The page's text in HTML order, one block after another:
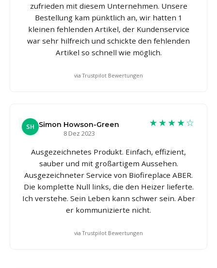
zufrieden mit diesem Unternehmen. Unsere
Bestellung kam pünktlich an, wir hatten 1
kleinen fehlenden Artikel, der Kundenservice
war sehr hilfreich und schickte den fehlenden
Artikel so schnell wie möglich.
via Trustpilot Bewertungen
SH Simon Howson-Green
8 Dez 2023
★★★★☆
Ausgezeichnetes Produkt. Einfach, effizient,
sauber und mit großartigem Aussehen.
Ausgezeichneter Service von Biofireplace ABER.
Die komplette Null links, die den Heizer lieferte.
Ich verstehe. Sein Leben kann schwer sein. Aber
er kommunizierte nicht.
via Trustpilot Bewertungen